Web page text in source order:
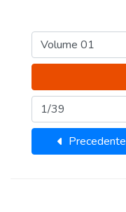
Precedente